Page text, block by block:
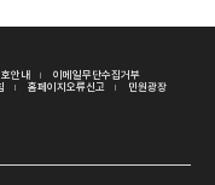
안내 이메일무단수집거부
홈페이지오류신고 민원광장